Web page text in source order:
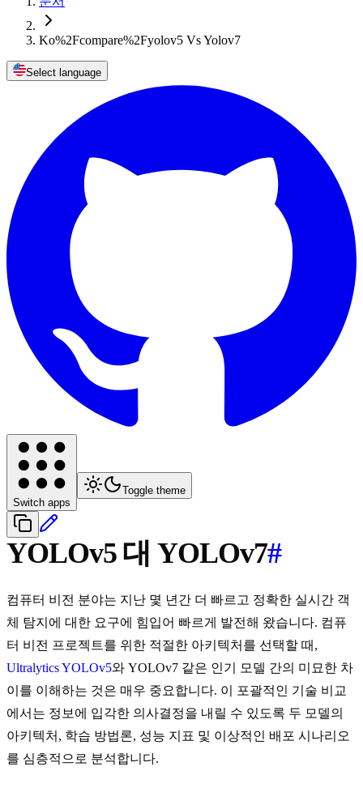
Ko%2Fcompare%2Fyolov5 Vs Yolov7
Select language
Switch apps
Toggle theme
YOLOv5 대 YOLOv7#
컴퓨터 비전 분야는 지난 몇 년간 더 빠르고 정확한 실시간 객
체 탐지에 대한 요구에 힘입어 빠르게 발전해 왔습니다. 컴퓨
터 비전 프로젝트를 위한 적절한 아키텍처를 선택할 때,
Ultralytics YOLOv5와 YOLOv7 같은 인기 모델 간의 미묘한 차
이를 이해하는 것은 매우 중요합니다. 이 포괄적인 기술 비교
에서는 정보에 입각한 의사결정을 내릴 수 있도록 두 모델의
아키텍처, 학습 방법론, 성능 지표 및 이상적인 배포 시나리오
를 심층적으로 분석합니다.